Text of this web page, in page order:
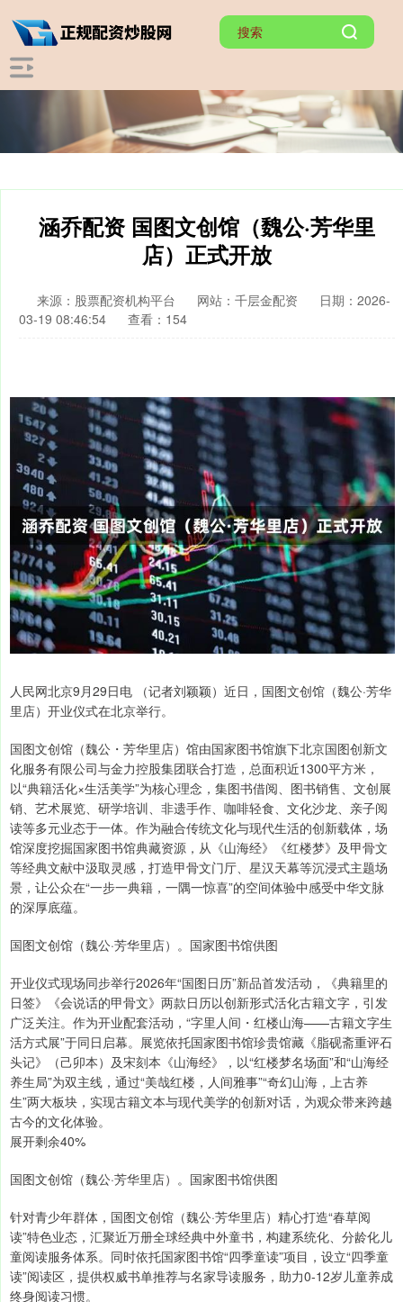
涵乔配资 国图文创馆（魏公·芳华里
店）正式开放
来源：股票配资机构平台 网站：千层金配资
日期：2026-
03-19 08:46:54
查看：154
人民网北京9月29日电 （记者刘颖颖）近日，国图文创馆（魏公·芳华
里店）开业仪式在北京举行。
国图文创馆（魏公・芳华里店）馆由国家图书馆旗下北京国图创新文
化服务有限公司与金力控股集团联合打造，总面积近1300平方米，
以“典籍活化×生活美学”为核心理念，集图书借阅、图书销售、文创展
销、艺术展览、研学培训、非遗手作、咖啡轻食、文化沙龙、亲子阅
读等多元业态于一体。作为融合传统文化与现代生活的创新载体，场
馆深度挖掘国家图书馆典藏资源，从《山海经》《红楼梦》及甲骨文
等经典文献中汲取灵感，打造甲骨文门厅、星汉天幕等沉浸式主题场
景，让公众在“一步一典籍，一隅一惊喜”的空间体验中感受中华文脉
的深厚底蕴。
国图文创馆（魏公·芳华里店）。国家图书馆供图
开业仪式现场同步举行2026年“国图日历”新品首发活动，《典籍里的
日签》《会说话的甲骨文》两款日历以创新形式活化古籍文字，引发
广泛关注。作为开业配套活动，“字里人间・红楼山海——古籍文字生
活方式展”于同日启幕。展览依托国家图书馆珍贵馆藏《脂砚斋重评石
头记》（己卯本）及宋刻本《山海经》，以“红楼梦名场面”和“山海经
养生局”为双主线，通过“美哉红楼，人间雅事”“奇幻山海，上古养
生”两大板块，实现古籍文本与现代美学的创新对话，为观众带来跨越
古今的文化体验。
展开剩余40%
国图文创馆（魏公·芳华里店）。国家图书馆供图
针对青少年群体，国图文创馆（魏公·芳华里店）精心打造“春草阅
读”特色业态，汇聚近万册全球经典中外童书，构建系统化、分龄化儿
童阅读服务体系。同时依托国家图书馆“四季童读”项目，设立“四季童
读”阅读区，提供权威书单推荐与名家导读服务，助力0-12岁儿童养成
终身阅读习惯。